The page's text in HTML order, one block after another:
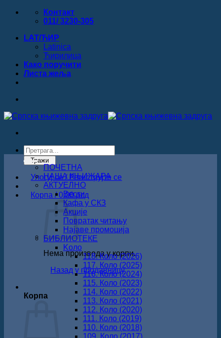
Прескочи
Контакт
011/ 3230-305
LAT/ЋИР
Latinica
Ћирилица
Како поручити
Листa жеља
Products
search
Тражи
Улогуј се / Региструјте се
Корпа /0.00рсд
Нема производа у корпи.
Назад у продавницу
Корпа
ПОЧЕТНА
НАША КЊИЖАРА
АКТУЕЛНО
Вести
Кафа у СКЗ
Акције
Повратак читању
Најаве промоција
БИБЛИОТЕКЕ
Koло
118. Коло (2026)
117. Коло (2025)
116. Коло (2024)
115. Коло (2023)
114. Коло (2022)
113. Коло (2021)
112. Коло (2020)
111. Коло (2019)
110. Коло (2018)
109. Коло (2017)